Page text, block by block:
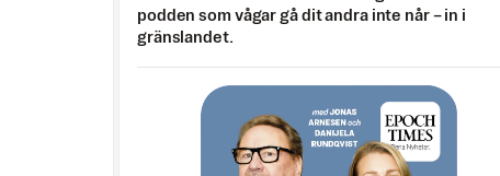
podden som vågar gå dit andra inte når – in i
gränslandet.